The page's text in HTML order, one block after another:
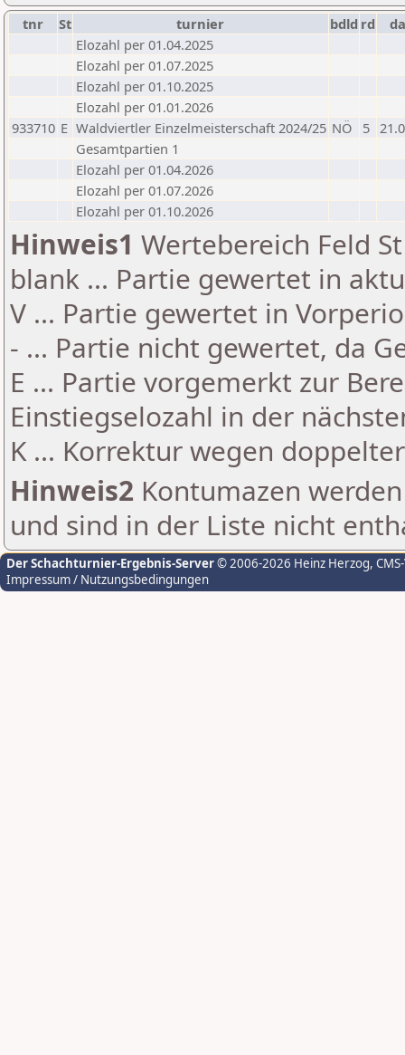
tnr St turnier bdld rd
Elozahl per 01.04.2025
Elozahl per 01.07.2025
Elozahl per 01.10.2025
Elozahl per 01.01.2026
933710 E Waldviertler Einzelmeisterschaft 2024/25 NÖ 5
Gesamtpartien 1
Elozahl per 01.04.2026
Elozahl per 01.07.2026
Elozahl per 01.10.2026
Hinweis1 Wertebereich Feld
blank ... Partie gewertet in
V ... Partie gewertet in
- ... Partie nicht gewertet, da
E ... Partie vorgemerkt zur
Einstiegselozahl in der
K ... Korrektur wegen
Hinweis2 Kontumazen
und sind in der Liste nicht
Der Schachturnier-Ergebnis-Server© 2006-2026 Heinz Herzog,
Impressum / Nutzungsbedingungen